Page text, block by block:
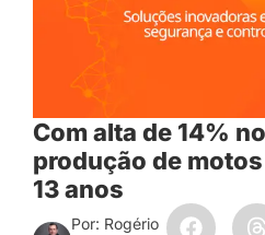
Com alta de 14%
produção de
13 anos
Por: Rogério